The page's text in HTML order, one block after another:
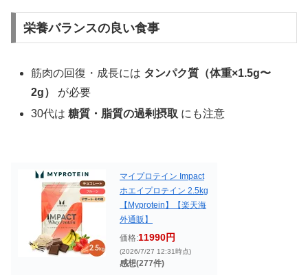
栄養バランスの良い食事
筋肉の回復・成長には タンパク質（体重×1.5g〜
2g）
が必要
30代は糖質・脂質の過剰摂取 にも注意
マイプロテイン Impact
ホエイプロテイン 2.5kg
【Myprotein】【楽天海
外通販】
価格:11990円
(2026/7/27 12:31時点)
感想(277件)